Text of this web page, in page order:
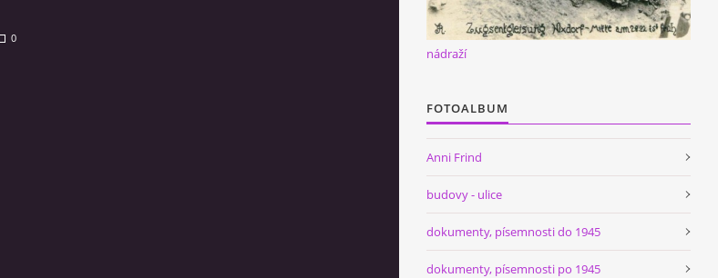
0
nádraží
FOTOALBUM
Anni Frind
budovy - ulice
dokumenty, písemnosti do 1945
dokumenty, písemnosti po 1945